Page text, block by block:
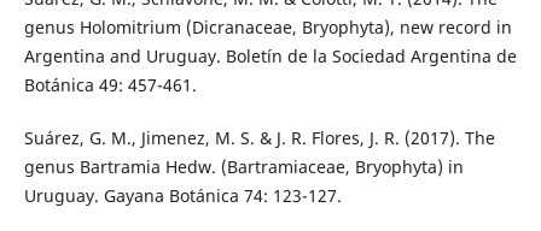
genus Holomitrium (Dicranaceae, Bryophyta), new record in
Argentina and Uruguay. Boletín de la Sociedad Argentina de
Botánica 49: 457-461.
Suárez, G. M., Jimenez, M. S. & J. R. Flores, J. R. (2017). The
genus Bartramia Hedw. (Bartramiaceae, Bryophyta) in
Uruguay. Gayana Botánica 74: 123-127.